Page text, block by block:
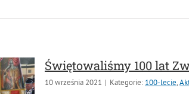
Świętowaliśmy 100 lat
10 września 2021 | Kategorie:100-lecie,